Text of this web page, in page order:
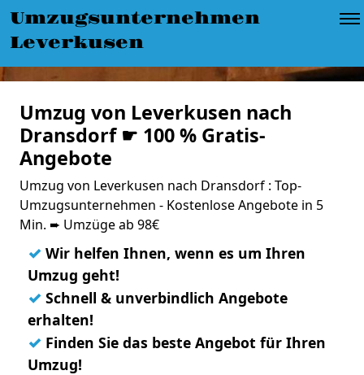
Umzugsunternehmen
Leverkusen
Umzug von Leverkusen nach
Dransdorf ☛ 100 % Gratis-
Angebote
Umzug von Leverkusen nach Dransdorf : Top-
Umzugsunternehmen - Kostenlose Angebote in 5
Min. ➨ Umzüge ab 98€
✓ Wir helfen Ihnen, wenn es um Ihren
Umzug geht!
✓ Schnell & unverbindlich Angebote
erhalten!
✓ Finden Sie das beste Angebot für Ihren
Umzug!